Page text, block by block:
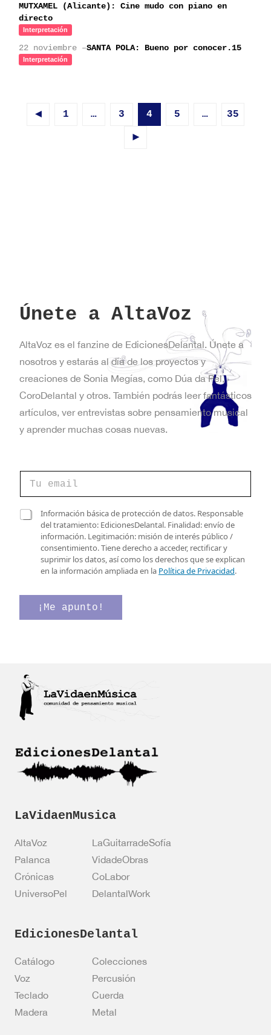
MUTXAMEL (Alicante): Cine mudo con piano en
directo
Interpretación
22 noviembre –SANTA POLA: Bueno por conocer.15
Interpretación
◄ 1 … 3 4 5 … 35
►
Únete a AltaVoz
AltaVoz es el fanzine de EdicionesDelantal. Únete a
nosotros y estarás al día de los proyectos y
creaciones de Sonia Megías, como Dúa da Pel,
CoroDelantal y otros. También podrás leer fantásticos
artículos, ver entrevistas sobre pensamiento musical
y aprender muchas cosas nuevas.
r
r
e
e
l
c
t
r
ó
n
o
l
t
r
n
i
o
C
s
f
i
c
a
c
n
Información básica de protección de datos. Responsable
del tratamiento: EdicionesDelantal. Finalidad: envío de
información. Legitimación: misión de interés público /
consentimiento. Tiene derecho a acceder, rectificar y
suprimir los datos, así como los derechos que se explican
en la información ampliada en la Política de Privacidad.
¡Me apunto!
LaVidaenMusica
AltaVoz
LaGuitarradeSofía
Palanca
VidadeObras
Crónicas
CoLabor
UniversoPel
DelantalWork
EdicionesDelantal
Catálogo
Colecciones
Voz
Percusión
Teclado
Cuerda
Madera
Metal